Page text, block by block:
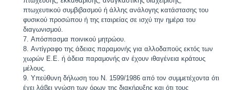
πτωχευτικού συμβιβασμού ή άλλης ανάλογης κατάστασης του
φυσικού προσώπου ή της εταιρείας σε ισχύ την ημέρα του
διαγωνισμού.
Απόσπασμα ποινικού μητρώου.
Αντίγραφο της άδειας παραμονής για αλλοδαπούς εκτός των
χωρών Ε.Ε. ή άδεια παραμονής αν έχουν ιθαγένεια κράτους
μέλους.
Υπεύθυνη δήλωση του Ν. 1599/1986 από τον συμμετέχοντα ότι
έχει λάβει γνώση των όρων της διακήρυξης και ότι τους